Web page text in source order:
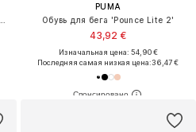
PUMA
Обувь для бега 'Pounce Lite 2'
43,92 €
Изначальная цена: 54,90 €
Последняя самая низкая цена:36,47 €